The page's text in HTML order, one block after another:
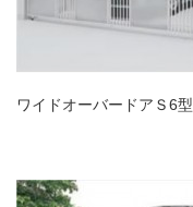
ワイドオーバードアＳ6型